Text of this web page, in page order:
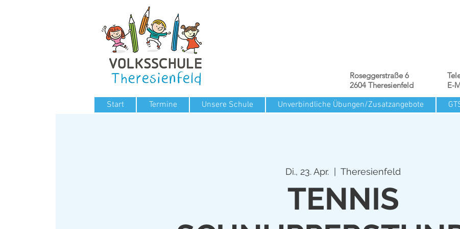
Roseggerstraße 6
2604 Theresienfeld
E-
Start Termine Unsere Schule Unverbindliche Übungen/Zusatzangebote
Di., 23. Apr. Theresienfeld
TENNIS